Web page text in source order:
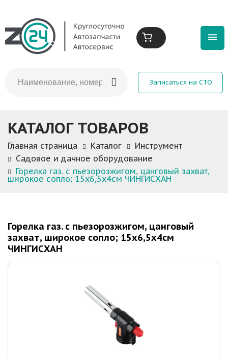
Записаться на СТО
КАТАЛОГ ТОВАРОВ
Главная страница Каталог
Инструмент
Садовое и дачное оборудование
Горелка газ. с пьезорозжигом, цанговый захват,
широкое cопло; 15х6,5х4см ЧИНГИСХАН
Горелка газ. с пьезорозжигом, цанговый
захват, широкое cопло; 15х6,5х4см
ЧИНГИСХАН